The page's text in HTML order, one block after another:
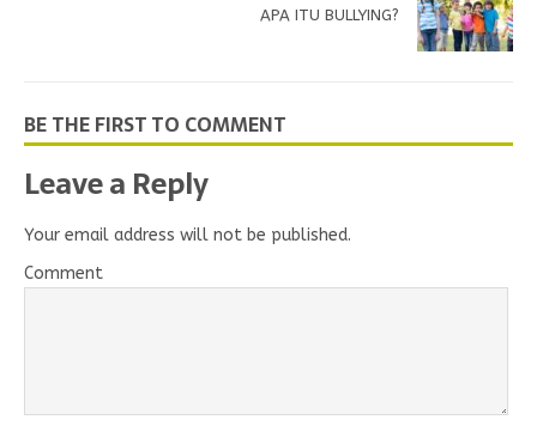
APA ITU BULLYING?
BE THE FIRST TO COMMENT
Leave a Reply
Your email address will not be published.
Comment